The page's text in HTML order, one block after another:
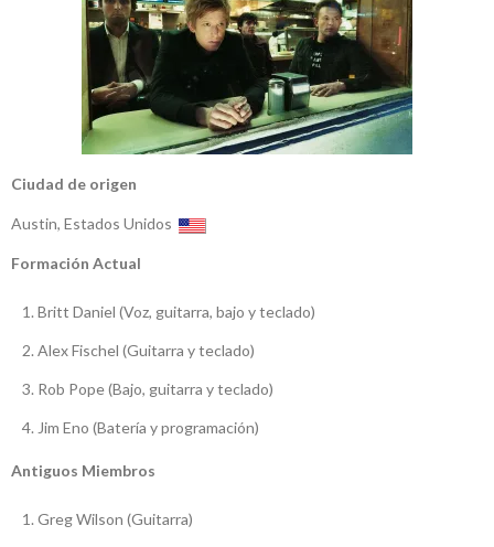
Ciudad de origen
Austin, Estados Unidos
Formación Actual
Britt Daniel (Voz, guitarra, bajo y teclado)
Alex Fischel (Guitarra y teclado)
Rob Pope (Bajo, guitarra y teclado)
Jim Eno (Batería y programación)
Antiguos Miembros
Greg Wilson (Guitarra)